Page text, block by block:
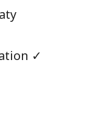
✓